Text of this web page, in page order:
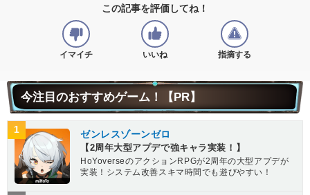
この記事を評価してね！
イマイチ いいね 指摘する
今注目のおすすめゲーム！【PR】
1 ゼンレスゾーンゼロ
【2周年大型アプデで強キャラ実装！】
HoYoverseのアクションRPGが2周年の大型アプデが
実装！システム改善スキマ時間でも遊びやすい！